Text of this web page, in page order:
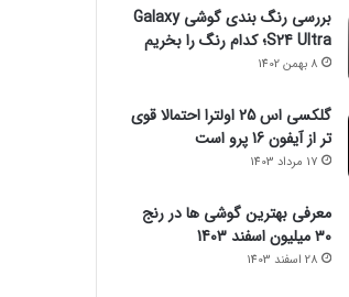
بررسی رنگ بندی گوشی Galaxy
S24 Ultra؛ کدام رنگ را بخریم
8 بهمن 1402
گلکسی اس 25 اولترا احتمالا قوی
تر از آیفون 16 پرو است
17 مرداد 1403
معرفی بهترین گوشی ها در رنج
۳۰ میلیون اسفند 1403
28 اسفند 1403